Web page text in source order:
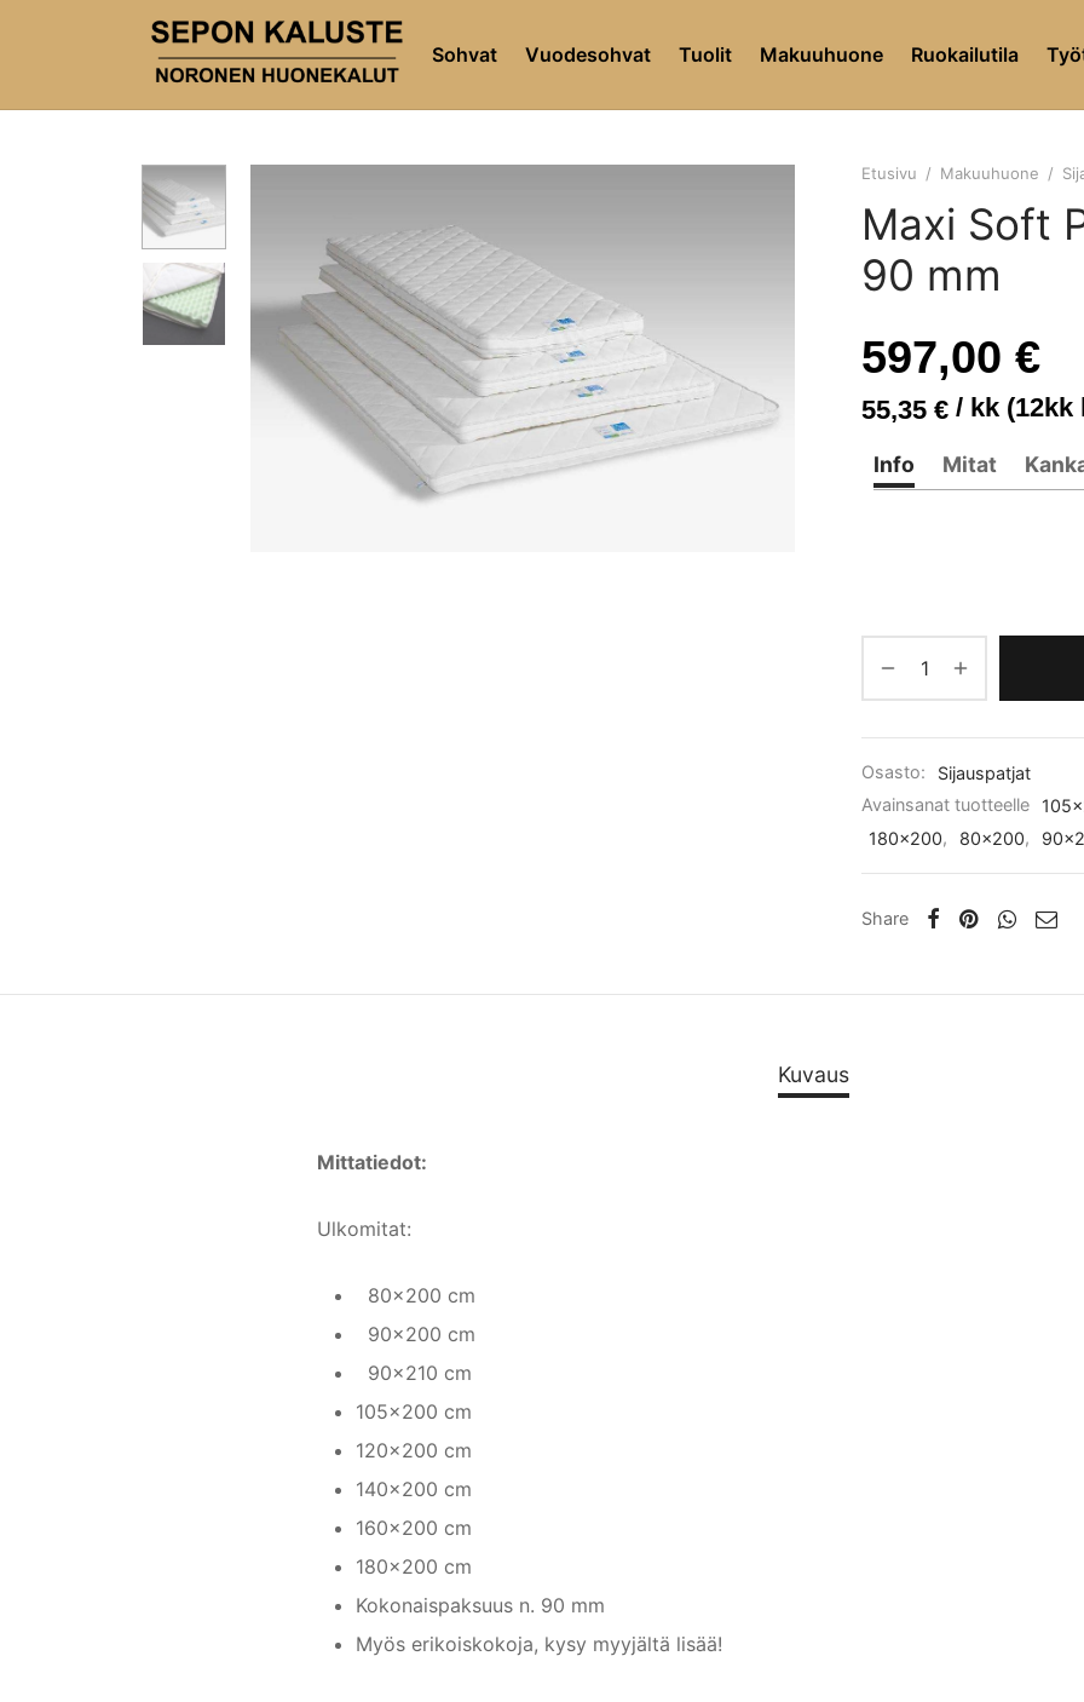
Sohvat Vuodesohvat Tuolit Makuuhuone Ruokailutila
Etusivu / Makuuhuone /
Maxi Soft
90 mm
597,00 €
55,35 € / kk (12kk
Info Mitat
Osasto:
Sijauspatjat
Avainsanat tuotteelle
180x200, 80x200,
Share
Kuvaus
Mittatiedot:
Ulkomitat:
80×200 cm
90×200 cm
90×210 cm
105×200 cm
120×200 cm
140×200 cm
160×200 cm
180×200 cm
Kokonaispaksuus n. 90 mm
Myös erikoiskokoja, kysy myyjältä lisää!